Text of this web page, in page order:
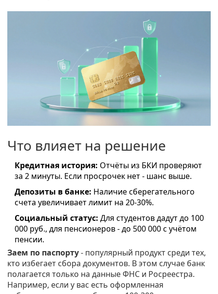
Что влияет на решение
Кредитная история: Отчёты из БКИ проверяют
за 2 минуты. Если просрочек нет - шанс выше.
Депозиты в банке: Наличие сберегательного
счета увеличивает лимит на 20-30%.
Социальный статус: Для студентов дадут до 100
000 руб., для пенсионеров - до 500 000 с учётом
пенсии.
Заем по паспорту- популярный продукт среди тех,
кто избегает сбора документов. В этом случае банк
полагается только на данные ФНС и Росреестра.
Например, если у вас есть оформленная